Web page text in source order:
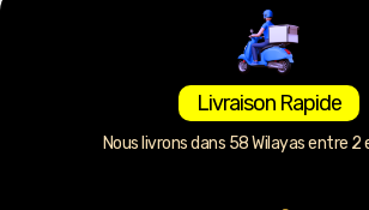
Livraison Rapide
Nous livrons dans 58 Wilayas entre 2